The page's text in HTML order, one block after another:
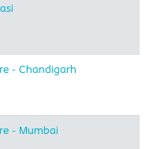
- Chandigarh
- Mumbai